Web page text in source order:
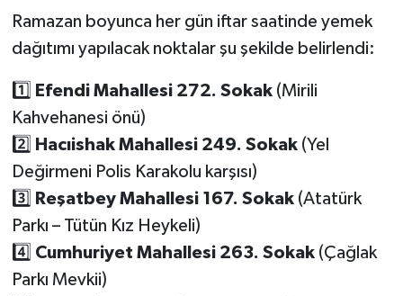
Ramazan boyunca her gün iftar saatinde yemek
dağıtımı yapılacak noktalar şu şekilde belirlendi:
1️⃣ Efendi Mahallesi 272. Sokak(Mirili
Kahvehanesi önü)
2️⃣ Hacıishak Mahallesi 249. Sokak(Yel
Değirmeni Polis Karakolu karşısı)
3️⃣ Reşatbey Mahallesi 167. Sokak(Atatürk
Parkı – Tütün Kız Heykeli)
4️⃣ Cumhuriyet Mahallesi 263. Sokak(Çağlak
Parkı Mevkii)